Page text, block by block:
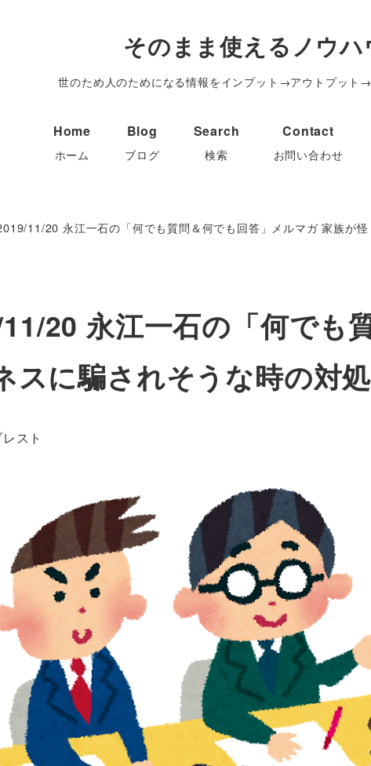
そのまま使えるノウハ
世のため人のためになる情報をインプット→アウトプット→
Home
ホーム
Blog
ブログ
Search
検索
Contact
お問い合わせ
11/20 永江一石の「何でも質問＆何でも回答」メルマガ 家族が
11/20 永江一石の「何でも
スに騙されそうな時の対
リー
スト